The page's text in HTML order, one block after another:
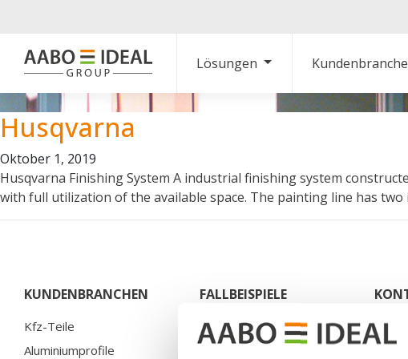
Lösungen
Husqvarna
Oktober 1, 2019
Husqvarna Finishing System A industrial finishing system
with full utilization of the available space. The painting line has
KUNDENBRANCHEN
Kfz-Teile
Aluminiumprofile
FALLBEISPIELE
Bosal